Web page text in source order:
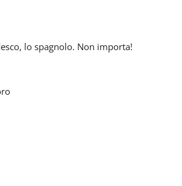
lo spagnolo. Non importa!